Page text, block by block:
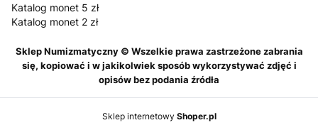
Katalog monet 5 zł
Katalog monet 2 zł
Sklep Numizmatyczny © Wszelkie prawa zastrzeżone zabrania
się, kopiować i w jakikolwiek sposób wykorzystywać zdjęć i
opisów bez podania źródła
Sklep internetowy Shoper.pl